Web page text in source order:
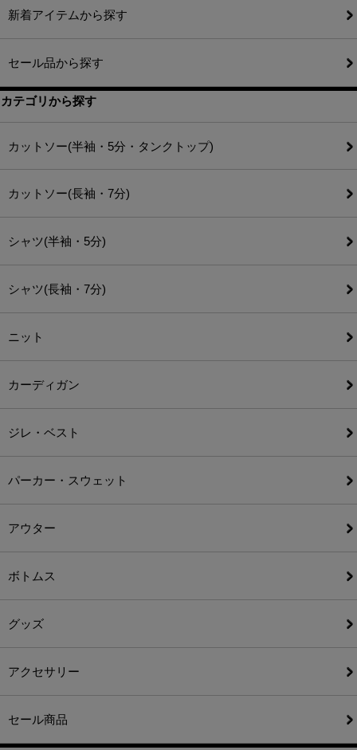
新着アイテムから探す
セール品から探す
カテゴリから探す
カットソー(半袖・5分・タンクトップ)
カットソー(長袖・7分)
シャツ(半袖・5分)
シャツ(長袖・7分)
ニット
カーディガン
ジレ・ベスト
パーカー・スウェット
アウター
ボトムス
グッズ
アクセサリー
セール商品